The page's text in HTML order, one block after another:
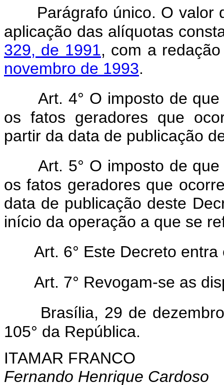
Parágrafo único. O valor
aplicação das alíquotas
329, de 1991, com a
novembro de 1993.
Art. 4° O imposto de
os fatos geradores que
partir da data de publicação
Art. 5° O imposto de
os fatos geradores que
data de publicação deste
início da operação a que se
Art. 6° Este Decreto
Art. 7° Revogam-se as
Brasília, 29 de
105° da República.
ITAMAR FRANCO
Fernando Henrique Cardoso